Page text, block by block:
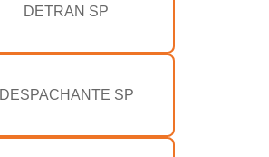
DETRAN SP
DESPACHANTE SP